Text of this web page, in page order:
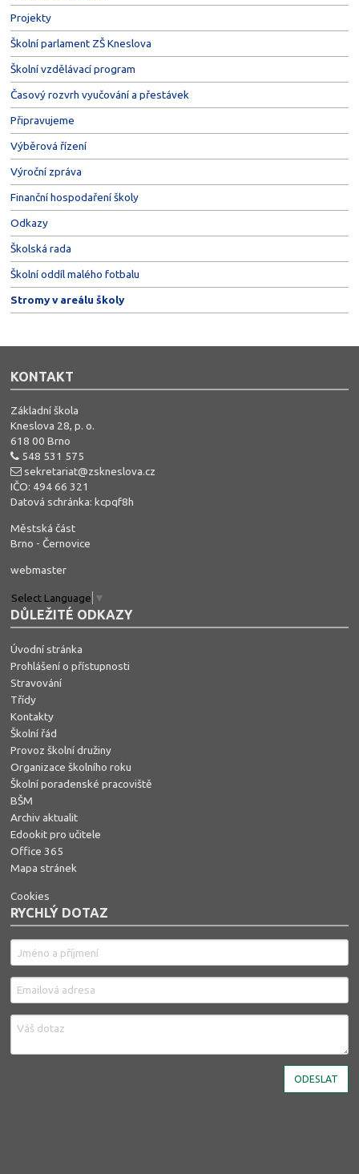
Projekty
Školní parlament ZŠ Kneslova
Školní vzdělávací program
Časový rozvrh vyučování a přestávek
Připravujeme
Výběrová řízení
Výroční zpráva
Finanční hospodaření školy
Odkazy
Školská rada
Školní oddíl malého fotbalu
Stromy v areálu školy
KONTAKT
Základní škola
Kneslova 28, p. o.
618 00 Brno
548 531 575
sekretariat@zskneslova.cz
IČO: 494 66 321
Datová schránka: kcpqf8h
Městská část
Brno - Černovice
webmaster
Select Language ▼
DŮLEŽITÉ ODKAZY
Úvodní stránka
Prohlášení o přístupnosti
Stravování
Třídy
Kontakty
Školní řád
Provoz školní družiny
Organizace školního roku
Školní poradenské pracoviště
BŠM
Archiv aktualit
Edookit pro učitele
Office 365
Mapa stránek
Cookies
RYCHLÝ DOTAZ